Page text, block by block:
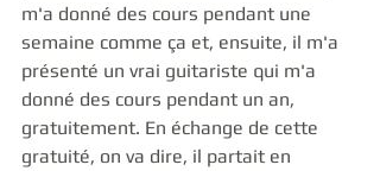
m'a donné des cours pendant une
semaine comme ça et, ensuite, il m'a
présenté un vrai guitariste qui m'a
donné des cours pendant un an,
gratuitement. En échange de cette
gratuité, on va dire, il partait en